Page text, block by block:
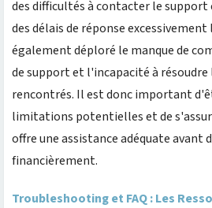
des difficultés à contacter le
des délais de réponse
également déploré le manque de
de support et l'incapacité à
rencontrés. Il est donc important
limitations potentielles et de
offre une assistance adéquate avant
financièrement.
Troubleshooting et FAQ : Les